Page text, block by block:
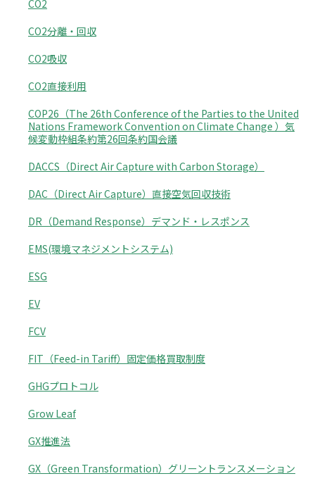
CO2
CO2分離・回収
CO2吸収
CO2直接利用
COP26（The 26th Conference of the Parties to the United
Nations Framework Convention on Climate Change ）気
候変動枠組条約第26回条約国会議
DACCS（Direct Air Capture with Carbon Storage）
DAC（Direct Air Capture）直接空気回収技術
DR（Demand Response）デマンド・レスポンス
EMS(環境マネジメントシステム)
ESG
EV
FCV
FIT（Feed-in Tariff）固定価格買取制度
GHGプロトコル
Grow Leaf
GX推進法
GX（Green Transformation）グリーントランスメーション